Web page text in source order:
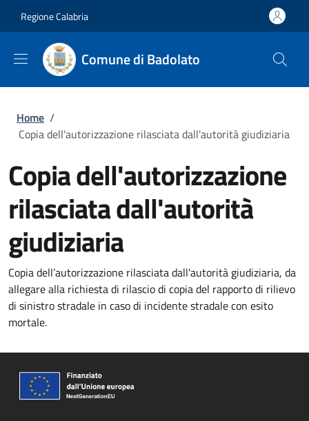
Regione Calabria
Comune di Badolato
Briciole di pane
Home /
Copia dell'autorizzazione rilasciata dall'autorità giudiziaria
Copia dell'autorizzazione
rilasciata dall'autorità
giudiziaria
Copia dell’autorizzazione rilasciata dall'autorità giudiziaria, da
allegare alla richiesta di rilascio di copia del rapporto di rilievo
di sinistro stradale in caso di incidente stradale con esito
mortale.